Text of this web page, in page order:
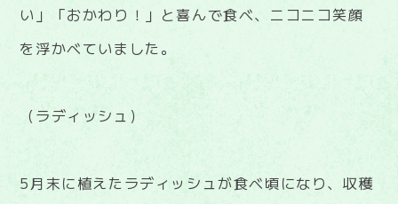
い」「おかわり！」と喜んで食べ、ニコニコ笑顔
を浮かべていました。
（ラディッシュ）
5月末に植えたラディッシュが食べ頃になり、収穫